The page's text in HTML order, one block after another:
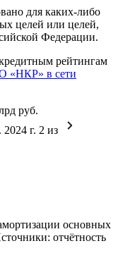
для каких-либо
целей или целей,
Федерации.
рейтингам
«НКР» в сети
руб.
2024 г. 2 из
основных
отчётность